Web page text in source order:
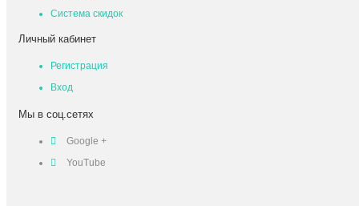
Система скидок
Личный кабинет
Регистрация
Вход
Мы в соц.сетях
Google +
YouTube